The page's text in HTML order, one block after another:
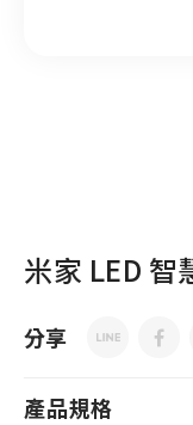
米家 LED 智
分享
產品規格